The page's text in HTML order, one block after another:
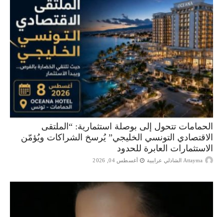
الحمامات تتحول إلى بوصلة استثمارية: “الملتقى
الاقتصادي التونسي الخليجي” يُرسخ الشراكات ويُؤمّن
الاستثمارات العابرة للحدود
Attayma الشاذلي عرايبية أغسطس 04, 2026